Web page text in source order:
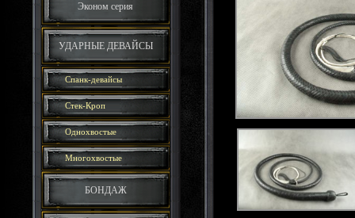
Эконом серия
УДАРНЫЕ ДЕВАЙСЫ
Спанк-девайсы
Стек-Кроп
Однохвостые
Многохвостые
БОНДАЖ